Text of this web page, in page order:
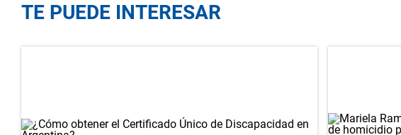
TE PUEDE INTERESAR